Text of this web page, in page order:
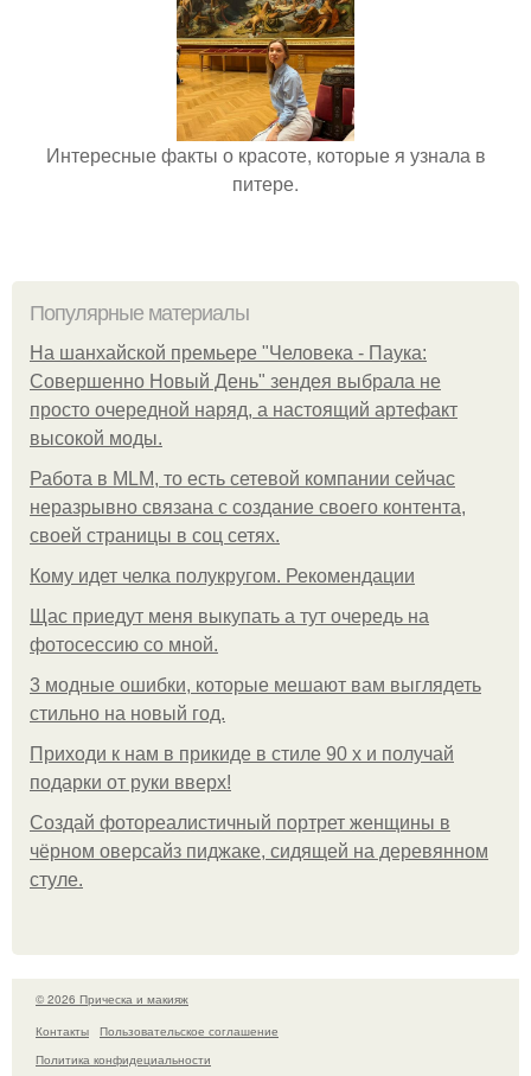
Интересные факты о красоте, которые я узнала в
питере.
Популярные материалы
На шанхайской премьере "Человека - Паука:
Совершенно Новый День" зендея выбрала не
просто очередной наряд, а настоящий артефакт
высокой моды.
Работа в MLM, то есть сетевой компании сейчас
неразрывно связана с создание своего контента,
своей страницы в соц сетях.
Кому идет челка полукругом. Рекомендации
Щас приедут меня выкупать а тут очередь на
фотосессию со мной.
3 модные ошибки, которые мешают вам выглядеть
стильно на новый год.
Приходи к нам в прикиде в стиле 90 х и получай
подарки от руки вверх!
Создай фотореалистичный портрет женщины в
чёрном оверсайз пиджаке, сидящей на деревянном
стуле.
© 2026 Прическа и макияж
Контакты
Пользовательское соглашение
Политика конфидециальности